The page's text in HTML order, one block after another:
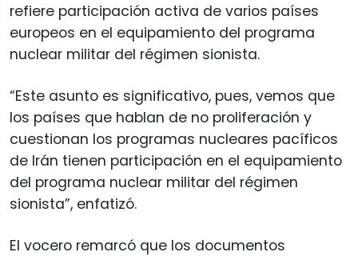
refiere participación activa de varios países
europeos en el equipamiento del programa
nuclear militar del régimen sionista.
“Este asunto es significativo, pues, vemos que
los países que hablan de no proliferación y
cuestionan los programas nucleares pacíficos
de Irán tienen participación en el equipamiento
del programa nuclear militar del régimen
sionista”, enfatizó.
El vocero remarcó que los documentos